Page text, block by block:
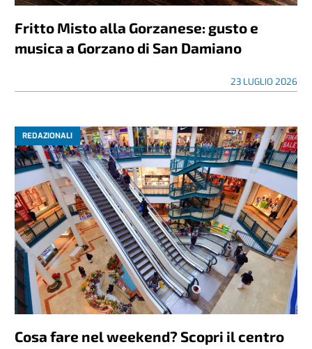
Fritto Misto alla Gorzanese: gusto e
musica a Gorzano di San Damiano
23 LUGLIO 2026
REDAZIONALI
Cosa fare nel weekend? Scopri il centro